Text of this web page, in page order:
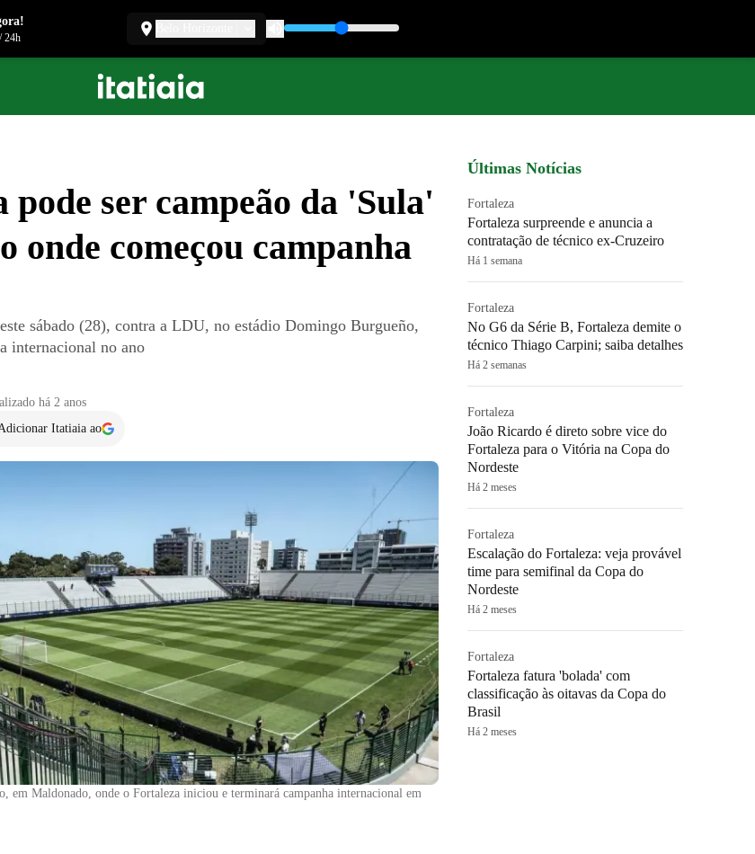
pode ser campeão da 'Sula'
onde começou campanha
sábado (28), contra a LDU, no estádio Domingo Burgueño,
internacional no ano
há 2 anos
Itatiaia ao
em Maldonado, onde o Fortaleza iniciou e terminará campanha internacional em
Últimas Notícias
Fortaleza
Fortaleza surpreende e anuncia a
contratação de técnico ex-Cruzeiro
Há 1 semana
Fortaleza
No G6 da Série B, Fortaleza demite o
técnico Thiago Carpini; saiba detalhes
Há 2 semanas
Fortaleza
João Ricardo é direto sobre vice do
Fortaleza para o Vitória na Copa do
Nordeste
Há 2 meses
Fortaleza
Escalação do Fortaleza: veja provável
time para semifinal da Copa do
Nordeste
Há 2 meses
Fortaleza
Fortaleza fatura 'bolada' com
classificação às oitavas da Copa do
Brasil
Há 2 meses
24h